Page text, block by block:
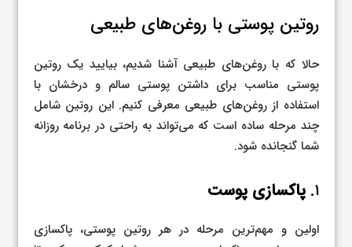
روتین پوستی با روغن‌های طبیعی
حالا که با روغن‌های طبیعی آشنا شدیم، بیایید یک روتین
پوستی مناسب برای داشتن پوستی سالم و درخشان با
استفاده از روغن‌های طبیعی معرفی کنیم. این روتین شامل
چند مرحله ساده است که می‌تواند به راحتی در برنامه روزانه
شما گنجانده شود.
۱. پاکسازی پوست
اولین و مهم‌ترین مرحله در هر روتین پوستی، پاکسازی